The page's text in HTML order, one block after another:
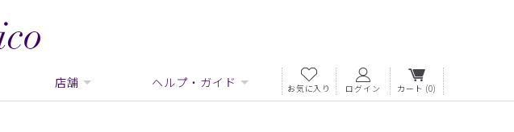
店舗 ヘルプ・ガイド お気に入り ログイン カート (0)